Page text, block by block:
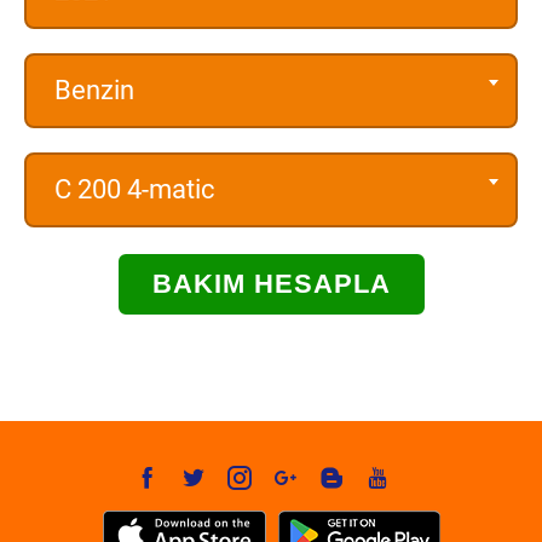
Benzin
C 200 4-matic
BAKIM HESAPLA